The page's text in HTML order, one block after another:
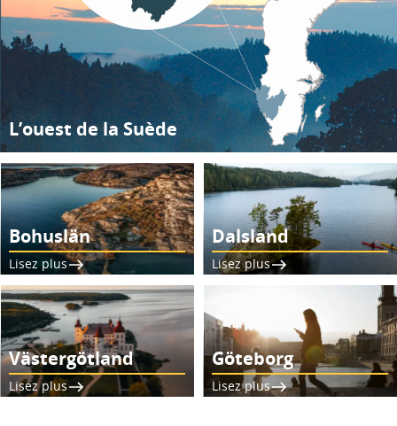
L’ouest de la Suède
Bohuslän
Lisez plus
Dalsland
Lisez plus
Västergötland
Lisez plus
Göteborg
Lisez plus